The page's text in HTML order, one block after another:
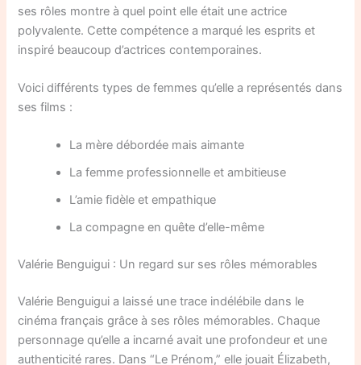
ses rôles montre à quel point elle était une actrice
polyvalente. Cette compétence a marqué les esprits et
inspiré beaucoup d’actrices contemporaines.
Voici différents types de femmes qu’elle a représentés dans
ses films :
La mère débordée mais aimante
La femme professionnelle et ambitieuse
L’amie fidèle et empathique
La compagne en quête d’elle-même
Valérie Benguigui : Un regard sur ses rôles mémorables
Valérie Benguigui a laissé une trace indélébile dans le
cinéma français grâce à ses rôles mémorables. Chaque
personnage qu’elle a incarné avait une profondeur et une
authenticité rares. Dans “Le Prénom,” elle jouait Élizabeth,